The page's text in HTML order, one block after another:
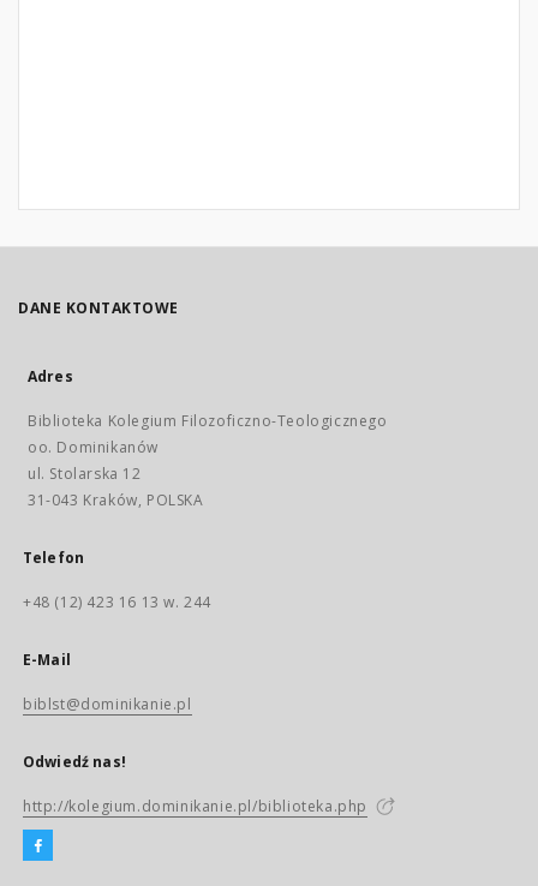
DANE KONTAKTOWE
Adres
Biblioteka Kolegium Filozoficzno-Teologicznego
oo. Dominikanów
ul. Stolarska 12
31-043 Kraków, POLSKA
Telefon
+48 (12) 423 16 13 w. 244
E-Mail
biblst@dominikanie.pl
Odwiedź nas!
http://kolegium.dominikanie.pl/biblioteka.php